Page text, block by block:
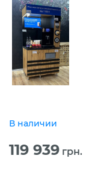
В наличии
119 939 грн.